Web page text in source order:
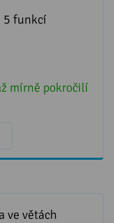
5 funkcí
mírně pokročilí
ve větách